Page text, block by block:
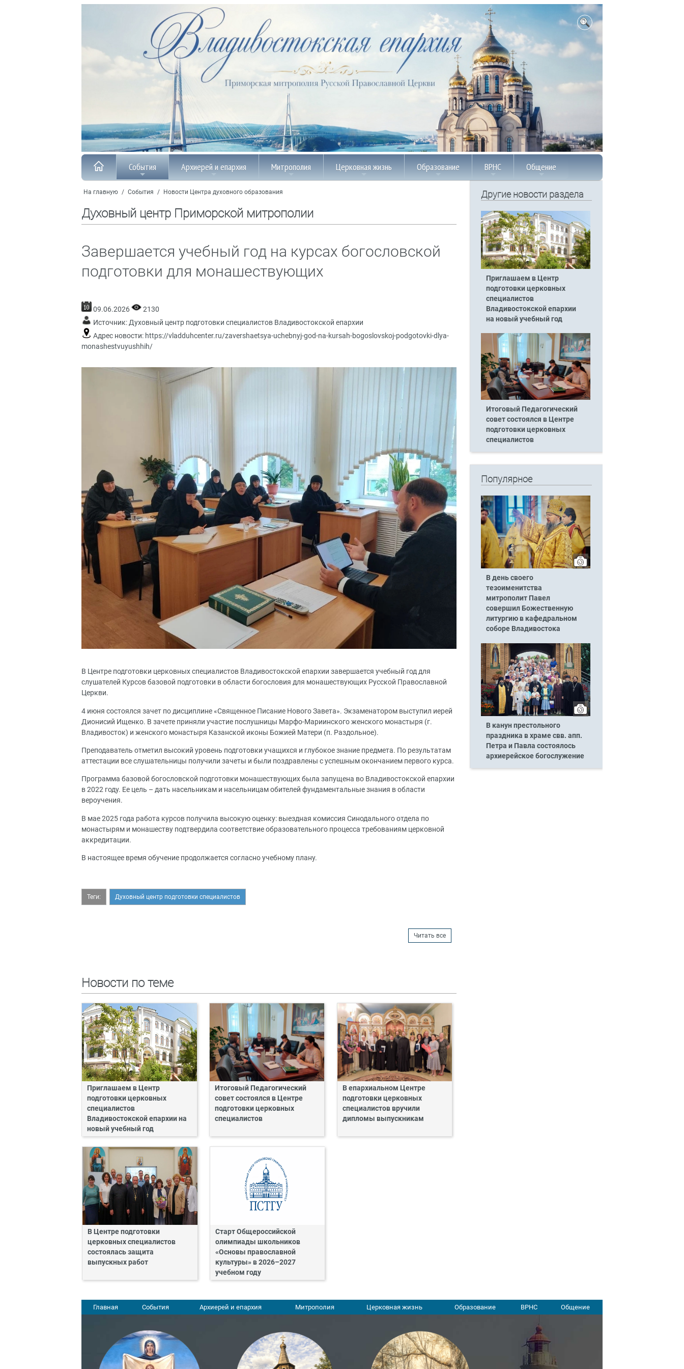
События Архиерей и епархия Митрополия Церковная жизнь Образование ВРНС Общение
На главную / События / Новости Центра духовного образования
Духовный центр Приморской митрополии
Завершается учебный год на курсах богословской
подготовки для монашествующих
09.06.2026
2130
Источник:Духовный центр подготовки специалистов Владивостокской епархии
Адрес новости: https://vladduhcenter.ru/zavershaetsya-uchebnyj-god-na-kursah-bogoslovskoj-podgotovki-dlya-
monashestvuyushhih/
В Центре подготовки церковных специалистов Владивостокской епархии завершается учебный год для
слушателей Курсов базовой подготовки в области богословия для монашествующих Русской Православной
Церкви.
4 июня состоялся зачет по дисциплине «Священное Писание Нового Завета». Экзаменатором выступил иерей
Дионисий Ищенко. В зачете приняли участие послушницы Марфо-Мариинского женского монастыря (г.
Владивосток) и женского монастыря Казанской иконы Божией Матери (п. Раздольное).
Преподаватель отметил высокий уровень подготовки учащихся и глубокое знание предмета. По результатам
аттестации все слушательницы получили зачеты и были поздравлены с успешным окончанием первого курса.
Программа базовой богословской подготовки монашествующих была запущена во Владивостокской епархии
в 2022 году. Ее цель – дать насельникам и насельницам обителей фундаментальные знания в области
вероучения.
В мае 2025 года работа курсов получила высокую оценку: выездная комиссия Синодального отдела по
монастырям и монашеству подтвердила соответствие образовательного процесса требованиям церковной
аккредитации.
В настоящее время обучение продолжается согласно учебному плану.
Теги: Духовный центр подготовки специалистов
Читать все
Новости по теме
Приглашаем в Центр
подготовки церковных
специалистов
Владивостокской епархии на
новый учебный год
Итоговый Педагогический
совет состоялся в Центре
подготовки церковных
специалистов
В епархиальном Центре
подготовки церковных
специалистов вручили
дипломы выпускникам
В Центре подготовки
церковных специалистов
состоялась защита
выпускных работ
Старт Общероссийской
олимпиады школьников
«Основы православной
культуры» в 2026–2027
учебном году
Другие новости раздела
Приглашаем в Центр
подготовки церковных
специалистов
Владивостокской епархии
на новый учебный год
Итоговый Педагогический
совет состоялся в Центре
подготовки церковных
специалистов
Популярное
В день своего
тезоименитства
митрополит Павел
совершил Божественную
литургию в кафедральном
соборе Владивостока
В канун престольного
праздника в храме свв. апп.
Петра и Павла состоялось
архиерейское богослужение
Главная События Архиерей и епархия Митрополия Церковная жизнь Образование ВРНС Общение